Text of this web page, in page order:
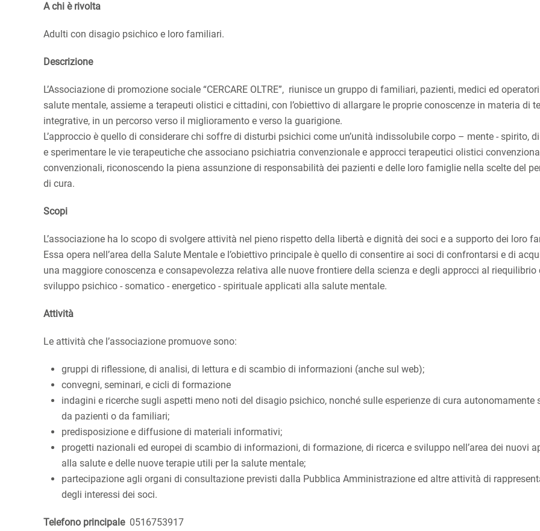
A chi è rivolta
Adulti con disagio psichico e loro familiari.
Descrizione
L’Associazione di promozione sociale “CERCARE OLTRE”, riunisce un gruppo di familiari, pazienti, medici ed
salute mentale, assieme a terapeuti olistici e cittadini, con l’obiettivo di allargare le proprie conoscenze in materia di
integrative, in un percorso verso il miglioramento e verso la guarigione.
L’approccio è quello di considerare chi soffre di disturbi psichici come un’unità indissolubile corpo – mente - spirito,
e sperimentare le vie terapeutiche che associano psichiatria convenzionale e approcci terapeutici olistici
convenzionali, riconoscendo la piena assunzione di responsabilità dei pazienti e delle loro famiglie nella scelte del
di cura.
Scopi
L’associazione ha lo scopo di svolgere attività nel pieno rispetto della libertà e dignità dei soci e a supporto dei loro
Essa opera nell’area della Salute Mentale e l’obiettivo principale è quello di consentire ai soci di confrontarsi e di
una maggiore conoscenza e consapevolezza relativa alle nuove frontiere della scienza e degli approcci al riequilibrio
sviluppo psichico - somatico - energetico - spirituale applicati alla salute mentale.
Attività
Le attività che l’associazione promuove sono:
gruppi di riflessione, di analisi, di lettura e di scambio di informazioni (anche sul web);
convegni, seminari, e cicli di formazione
indagini e ricerche sugli aspetti meno noti del disagio psichico, nonché sulle esperienze di cura autonomamente
da pazienti o da familiari;
predisposizione e diffusione di materiali informativi;
progetti nazionali ed europei di scambio di informazioni, di formazione, di ricerca e sviluppo nell’area dei nuovi
alla salute e delle nuove terapie utili per la salute mentale;
partecipazione agli organi di consultazione previsti dalla Pubblica Amministrazione ed altre attività di
degli interessi dei soci.
Telefono principale 0516753917